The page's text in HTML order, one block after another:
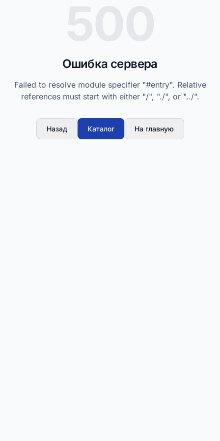
Ошибка сервера
Failed to resolve module specifier "#entry". Relative
references must start with either "/", "./", or "../".
Назад Каталог На главную